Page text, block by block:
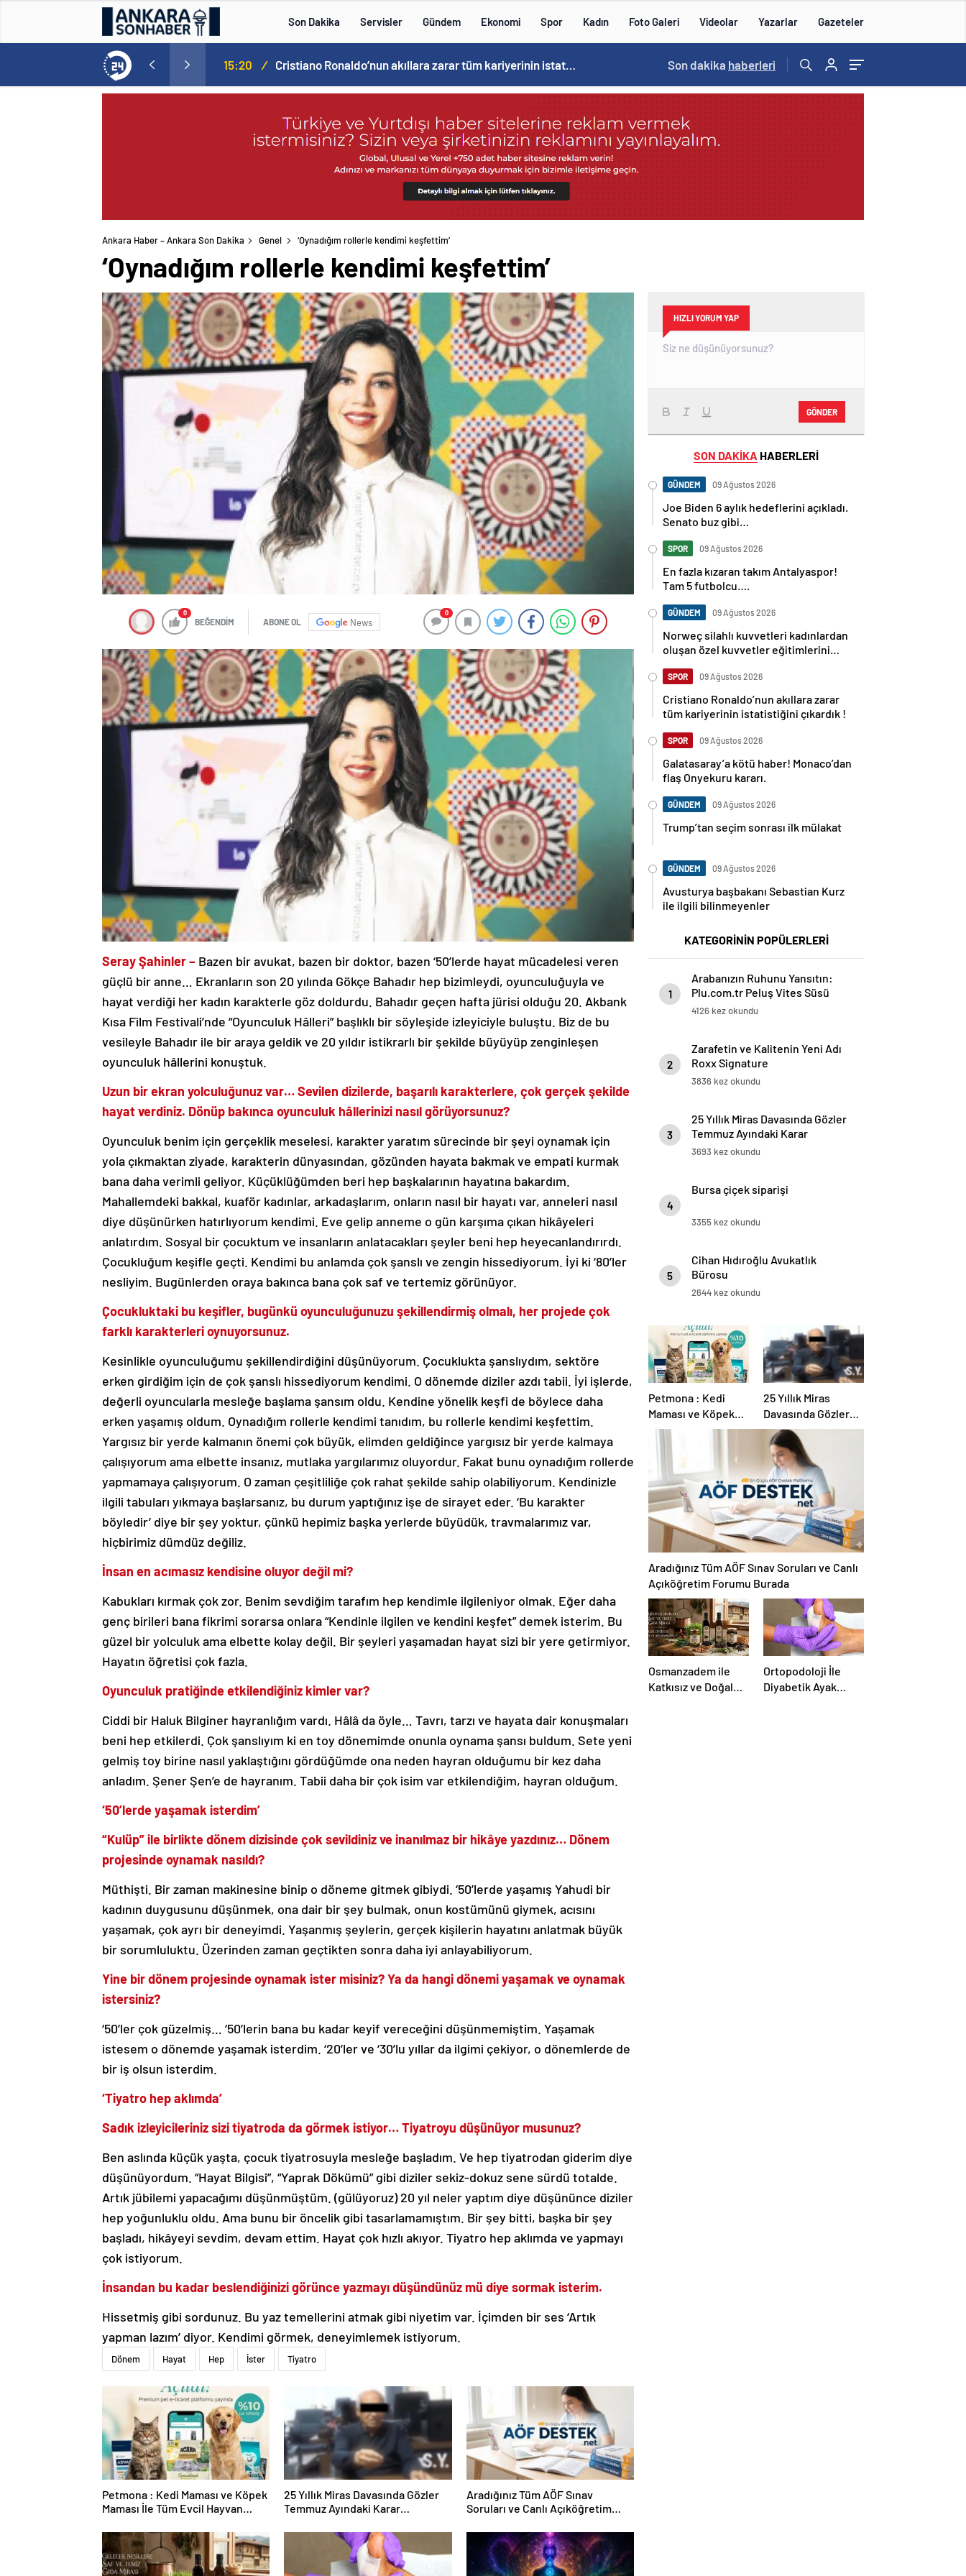
Son Dakika Servisler Gündem Ekonomi Spor Kadın Foto Galeri Videolar Yazarlar Gazeteler
Norweç silahlı kuvvetleri kadınlardan oluşan özel kuvvetler eğitimlerini başlattı. 15:20 / Cristiano Ronaldo’nun akıllara zarar tüm kariyerinin istatistiğini çıkardık ! 14:57 /
Son dakika haberleri
Ankara Haber – Ankara Son Dakika Genel ‘Oynadığım rollerle kendimi keşfettim’
‘Oynadığım rollerle kendimi keşfettim’
0
BEĞENDİM ABONE OL News
0
Seray Şahinler – Bazen bir avukat, bazen bir doktor, bazen ‘50’lerde hayat mücadelesi veren
güçlü bir anne… Ekranların son 20 yılında Gökçe Bahadır hep bizimleydi, oyunculuğuyla ve
hayat verdiği her kadın karakterle göz doldurdu. Bahadır geçen hafta jürisi olduğu 20. Akbank
Kısa Film Festivali’nde “Oyunculuk Hâlleri” başlıklı bir söyleşide izleyiciyle buluştu. Biz de bu
vesileyle Bahadır ile bir araya geldik ve 20 yıldır istikrarlı bir şekilde büyüyüp zenginleşen
oyunculuk hâllerini konuştuk.
Uzun bir ekran yolculuğunuz var… Sevilen dizilerde, başarılı karakterlere, çok gerçek şekilde
hayat verdiniz. Dönüp bakınca oyunculuk hâllerinizi nasıl görüyorsunuz?
Oyunculuk benim için gerçeklik meselesi, karakter yaratım sürecinde bir şeyi oynamak için
yola çıkmaktan ziyade, karakterin dünyasından, gözünden hayata bakmak ve empati kurmak
bana daha verimli geliyor. Küçüklüğümden beri hep başkalarının hayatına bakardım.
Mahallemdeki bakkal, kuaför kadınlar, arkadaşlarım, onların nasıl bir hayatı var, anneleri nasıl
diye düşünürken hatırlıyorum kendimi. Eve gelip anneme o gün karşıma çıkan hikâyeleri
anlatırdım. Sosyal bir çocuktum ve insanların anlatacakları şeyler beni hep heyecanlandırırdı.
Çocukluğum keşifle geçti. Kendimi bu anlamda çok şanslı ve zengin hissediyorum. İyi ki ‘80’ler
nesliyim. Bugünlerden oraya bakınca bana çok saf ve tertemiz görünüyor.
Çocukluktaki bu keşifler, bugünkü oyunculuğunuzu şekillendirmiş olmalı, her projede çok
farklı karakterleri oynuyorsunuz.
Kesinlikle oyunculuğumu şekillendirdiğini düşünüyorum. Çocuklukta şanslıydım, sektöre
erken girdiğim için de çok şanslı hissediyorum kendimi. O dönemde diziler azdı tabii. İyi işlerde,
değerli oyuncularla mesleğe başlama şansım oldu. Kendine yönelik keşfi de böylece daha
erken yaşamış oldum. Oynadığım rollerle kendimi tanıdım, bu rollerle kendimi keşfettim.
Yargısız bir yerde kalmanın önemi çok büyük, elimden geldiğince yargısız bir yerde kalmaya
çalışıyorum ama elbette insanız, mutlaka yargılarımız oluyordur. Fakat bunu oynadığım rollerde
yapmamaya çalışıyorum. O zaman çeşitliliğe çok rahat şekilde sahip olabiliyorum. Kendinizle
ilgili tabuları yıkmaya başlarsanız, bu durum yaptığınız işe de sirayet eder. ‘Bu karakter
böyledir’ diye bir şey yoktur, çünkü hepimiz başka yerlerde büyüdük, travmalarımız var,
hiçbirimiz dümdüz değiliz.
İnsan en acımasız kendisine oluyor değil mi?
Kabukları kırmak çok zor. Benim sevdiğim tarafım hep kendimle ilgileniyor olmak. Eğer daha
genç birileri bana fikrimi sorarsa onlara “Kendinle ilgilen ve kendini keşfet” demek isterim. Bu
güzel bir yolculuk ama elbette kolay değil. Bir şeyleri yaşamadan hayat sizi bir yere getirmiyor.
Hayatın öğretisi çok fazla.
Oyunculuk pratiğinde etkilendiğiniz kimler var?
Ciddi bir Haluk Bilginer hayranlığım vardı. Hâlâ da öyle… Tavrı, tarzı ve hayata dair konuşmaları
beni hep etkilerdi. Çok şanslıyım ki en toy dönemimde onunla oynama şansı buldum. Sete yeni
gelmiş toy birine nasıl yaklaştığını gördüğümde ona neden hayran olduğumu bir kez daha
anladım. Şener Şen’e de hayranım. Tabii daha bir çok isim var etkilendiğim, hayran olduğum.
‘50’lerde yaşamak isterdim’
“Kulüp” ile birlikte dönem dizisinde çok sevildiniz ve inanılmaz bir hikâye yazdınız… Dönem
projesinde oynamak nasıldı?
Müthişti. Bir zaman makinesine binip o döneme gitmek gibiydi. ‘50’lerde yaşamış Yahudi bir
kadının duygusunu düşünmek, ona dair bir şey bulmak, onun kostümünü giymek, acısını
yaşamak, çok ayrı bir deneyimdi. Yaşanmış şeylerin, gerçek kişilerin hayatını anlatmak büyük
bir sorumluluktu. Üzerinden zaman geçtikten sonra daha iyi anlayabiliyorum.
Yine bir dönem projesinde oynamak ister misiniz? Ya da hangi dönemi yaşamak ve oynamak
istersiniz?
‘50’ler çok güzelmiş… ‘50’lerin bana bu kadar keyif vereceğini düşünmemiştim. Yaşamak
istesem o dönemde yaşamak isterdim. ‘20’ler ve ‘30’lu yıllar da ilgimi çekiyor, o dönemlerde de
bir iş olsun isterdim.
‘Tiyatro hep aklımda’
Sadık izleyicileriniz sizi tiyatroda da görmek istiyor… Tiyatroyu düşünüyor musunuz?
Ben aslında küçük yaşta, çocuk tiyatrosuyla mesleğe başladım. Ve hep tiyatrodan giderim diye
düşünüyordum. “Hayat Bilgisi”, “Yaprak Dökümü” gibi diziler sekiz-dokuz sene sürdü totalde.
Artık jübilemi yapacağımı düşünmüştüm. (gülüyoruz) 20 yıl neler yaptım diye düşününce diziler
hep yoğunluklu oldu. Ama bunu bir öncelik gibi tasarlamamıştım. Bir şey bitti, başka bir şey
başladı, hikâyeyi sevdim, devam ettim. Hayat çok hızlı akıyor. Tiyatro hep aklımda ve yapmayı
çok istiyorum.
İnsandan bu kadar beslendiğinizi görünce yazmayı düşündünüz mü diye sormak isterim.
Hissetmiş gibi sordunuz. Bu yaz temellerini atmak gibi niyetim var. İçimden bir ses ‘Artık
yapman lazım’ diyor. Kendimi görmek, deneyimlemek istiyorum.
Dönem Hayat Hep İster Tiyatro
Petmona : Kedi Maması ve Köpek
Maması İle Tüm Evcil Hayvan
25 Yıllık Miras Davasında Gözler
Temmuz Ayındaki Karar
Aradığınız Tüm AÖF Sınav
Soruları ve Canlı Açıköğretim
HIZLI YORUM YAP
GÖNDER
SON DAKİKA HABERLERİ
GÜNDEM 09 Ağustos 2026
Joe Biden 6 aylık hedeflerini açıkladı.
Senato buz gibi…
SPOR 09 Ağustos 2026
En fazla kızaran takım Antalyaspor!
Tam 5 futbolcu….
GÜNDEM 09 Ağustos 2026
Norweç silahlı kuvvetleri kadınlardan
oluşan özel kuvvetler eğitimlerini
SPOR 09 Ağustos 2026
Cristiano Ronaldo’nun akıllara zarar
tüm kariyerinin istatistiğini çıkardık !
SPOR 09 Ağustos 2026
Galatasaray’a kötü haber! Monaco’dan
flaş Onyekuru kararı.
GÜNDEM 09 Ağustos 2026
Trump’tan seçim sonrası ilk mülakat
GÜNDEM 09 Ağustos 2026
Avusturya başbakanı Sebastian Kurz
ile ilgili bilinmeyenler
KATEGORİNİN POPÜLERLERİ
1
Arabanızın Ruhunu Yansıtın:
Plu.com.tr Peluş Vites Süsü
Modelleri
4126 kez okundu
2
Zarafetin ve Kalitenin Yeni Adı
Roxx Signature
3836 kez okundu
3
25 Yıllık Miras Davasında Gözler
Temmuz Ayındaki Karar
Duruşmasına Çevrildi
3693 kez okundu
4
Bursa çiçek siparişi
3355 kez okundu
5
Cihan Hıdıroğlu Avukatlık
Bürosu
2644 kez okundu
Petmona : Kedi
Maması ve Köpek
Maması İle Tüm
Ürünleri
25 Yıllık Miras
Davasında Gözler
Temmuz Ayındaki
Karar Duruşmasına
Çevrildi
Aradığınız Tüm AÖF Sınav Soruları ve Canlı
Açıköğretim Forumu Burada
Osmanzadem ile
Katkısız ve Doğal
Ortopodoloji İle
Diyabetik Ayak